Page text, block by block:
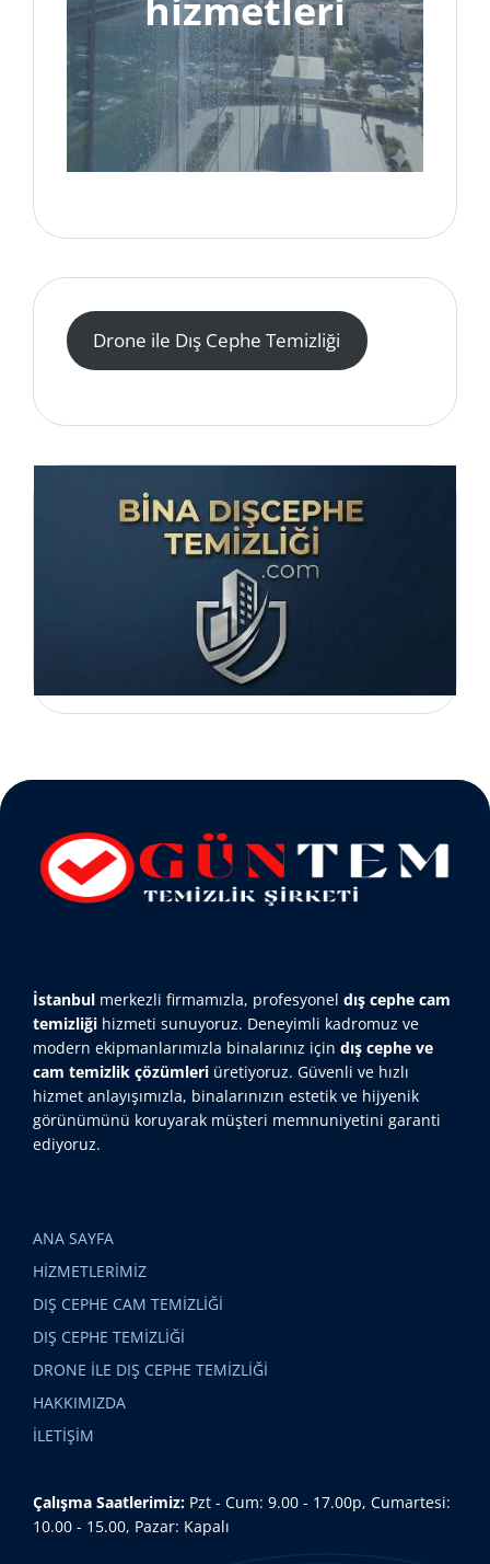
Drone ile Dış Cephe Temizliği
İstanbul merkezli firmamızla, profesyonel dış cephe cam
temizliği hizmeti sunuyoruz. Deneyimli kadromuz ve
modern ekipmanlarımızla binalarınız için dış cephe ve
cam temizlik çözümleri üretiyoruz. Güvenli ve hızlı
hizmet anlayışımızla, binalarınızın estetik ve hijyenik
görünümünü koruyarak müşteri memnuniyetini garanti
ediyoruz.
ANA SAYFA
HİZMETLERİMİZ
DIŞ CEPHE CAM TEMİZLİĞİ
DIŞ CEPHE TEMİZLİĞİ
DRONE İLE DIŞ CEPHE TEMİZLİĞİ
HAKKIMIZDA
İLETİŞİM
Çalışma Saatlerimiz: Pzt - Cum: 9.00 - 17.00p, Cumartesi:
10.00 - 15.00, Pazar: Kapalı